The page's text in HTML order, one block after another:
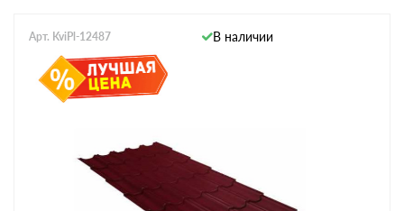
Арт. KviPl-12487 В наличии